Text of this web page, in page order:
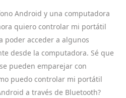
Android y una computadora
quiero controlar mi portátil
poder acceder a algunos
desde la computadora. Sé que
pueden emparejar con
puedo controlar mi portátil
a través de Bluetooth?